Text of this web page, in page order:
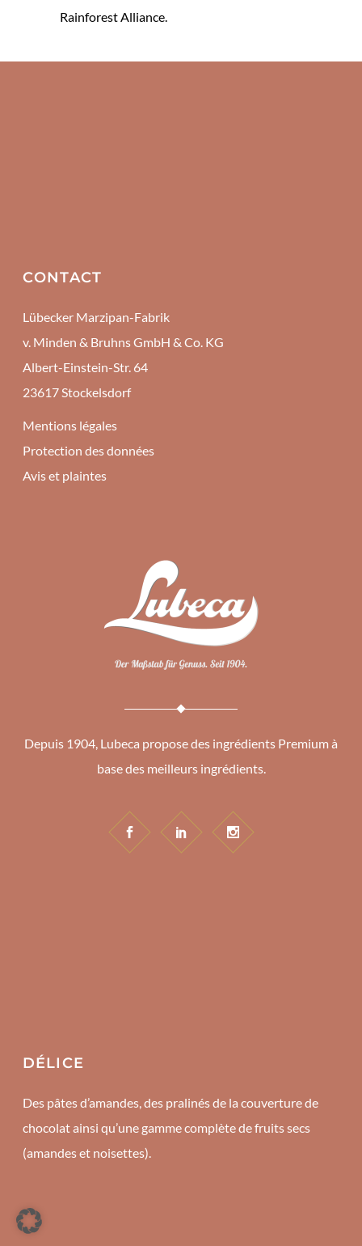
Rainforest Alliance.
CONTACT
Lübecker Marzipan-Fabrik
v. Minden & Bruhns GmbH & Co. KG
Albert-Einstein-Str. 64
23617 Stockelsdorf
Mentions légales
Protection des données
Avis et plaintes
Depuis 1904, Lubeca propose des ingrédients Premium à
base des meilleurs ingrédients.
DÉLICE
Des pâtes d’amandes, des pralinés de la couverture de
chocolat ainsi qu’une gamme complète de fruits secs
(amandes et noisettes).